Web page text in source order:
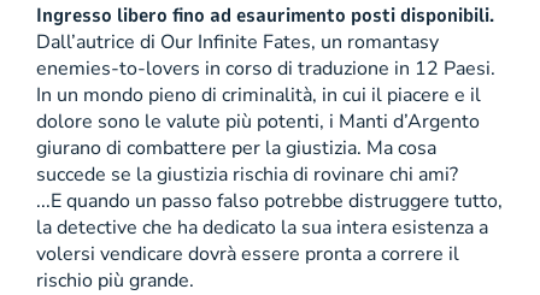
Ingresso libero fino ad esaurimento posti disponibili.
Dall’autrice di Our Infinite Fates, un romantasy
enemies-to-lovers in corso di traduzione in 12 Paesi.
In un mondo pieno di criminalità, in cui il piacere e il
dolore sono le valute più potenti, i Manti d’Argento
giurano di combattere per la giustizia. Ma cosa
succede se la giustizia rischia di rovinare chi ami?
...E quando un passo falso potrebbe distruggere tutto,
la detective che ha dedicato la sua intera esistenza a
volersi vendicare dovrà essere pronta a correre il
rischio più grande.